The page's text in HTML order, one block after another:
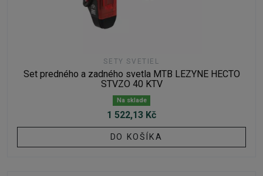
SETY SVETIEL
Set predného a zadného svetla MTB LEZYNE HECTO
STVZO 40 KTV
Na sklade
1 522,13 Kč
DO KOŠÍKA